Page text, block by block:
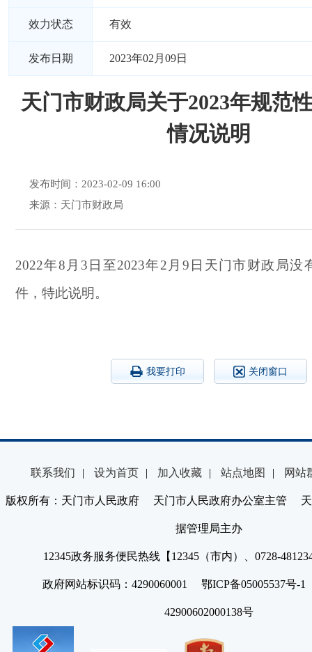
效力状态 有效
发布日期 2023年02月09日
天门市财政局关于2023年规范
情况说明
发布时间：2023-02-09 16:00
来源：天门市财政局
2022年8 月 3 日至2023年2 月 9 日 天门市财政局没
件，特此说明。
我要打印 关闭窗口
联系我们 | 设为首页 | 加入收藏 | 站点地图 | 网站
版权所有：天门市人民政府 天门市人民政府办公室主管 天
据管理局主办
12345政务服务便民热线【12345（市内）、0728-
政府网站标识码：4290060001 鄂ICP备05005537号
42900602000138号